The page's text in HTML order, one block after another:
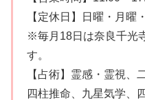
【定休日】日曜・月曜
※毎月18日は奈良千光
す。
【占術】霊感・霊視、
四柱推命、九星気学、